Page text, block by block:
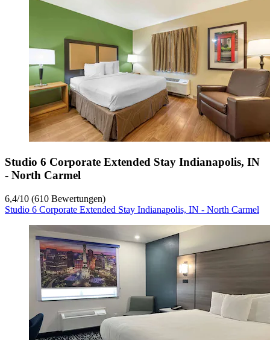
Studio 6 Corporate Extended Stay Indianapolis, IN
- North Carmel
6,4/10 (610 Bewertungen)
Studio 6 Corporate Extended Stay Indianapolis, IN - North Carmel